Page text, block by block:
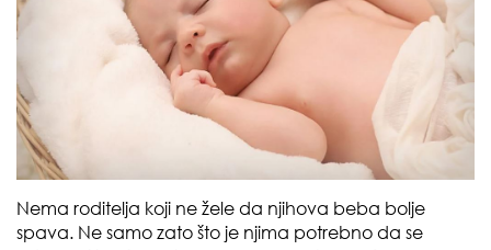
Nema roditelja koji ne žele da njihova beba bolje
spava. Ne samo zato što je njima potrebno da se